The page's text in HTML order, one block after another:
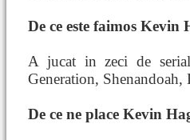
De ce este faimos Kevin
A jucat in zeci de
Generation,
De ce ne place Kevin